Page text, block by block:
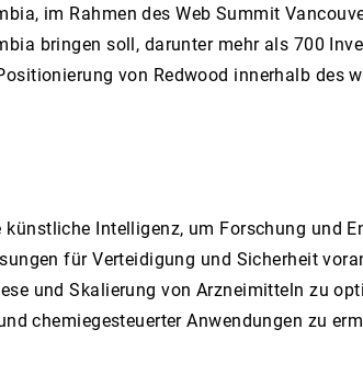
im Rahmen des Web Summit
bringen soll, darunter mehr als 700
von Redwood innerhalb des
Intelligenz, um Forschung und
für Verteidigung und Sicherheit
und Skalierung von Arzneimitteln zu
chemiegesteuerter Anwendungen zu